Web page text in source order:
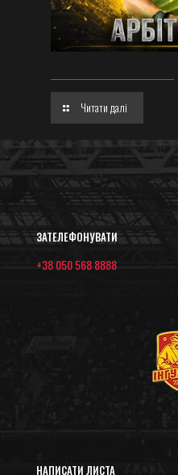
Читати далі
ЗАТЕЛЕФОНУВАТИ
+38 050 568 8888
НАПИСАТИ ЛИСТА